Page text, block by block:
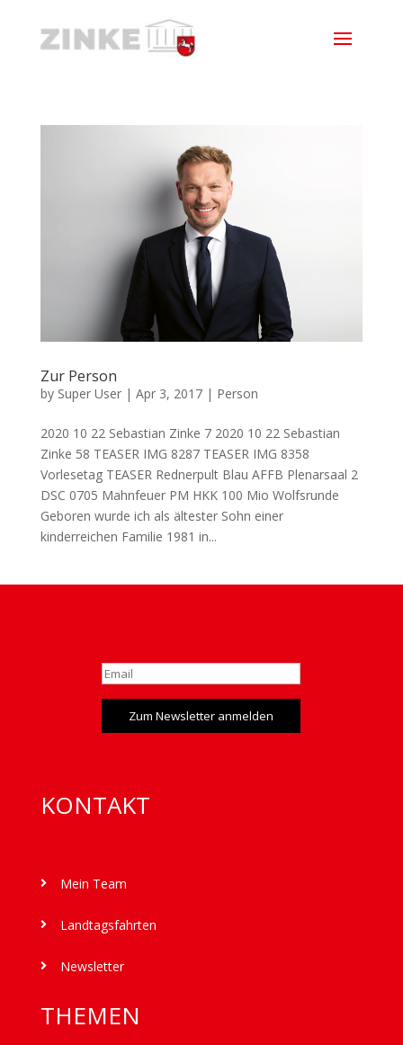
Zur Person
by Super User| Apr 3, 2017| Person
2020 10 22 Sebastian Zinke 7 2020 10 22 Sebastian
Zinke 58 TEASER IMG 8287 TEASER IMG 8358
Vorlesetag TEASER Rednerpult Blau AFFB Plenarsaal 2
DSC 0705 Mahnfeuer PM HKK 100 Mio Wolfsrunde
Geboren wurde ich als ältester Sohn einer
kinderreichen Familie 1981 in...
Zum Newsletter anmelden
KONTAKT
 Mein Team
 Landtagsfahrten
 Newsletter
THEMEN